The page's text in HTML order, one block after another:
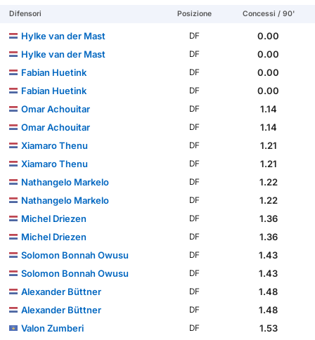
Difensori Posizione Concessi / 90'
Hylke van der Mast DF
0.00
Hylke van der Mast
DF
0.00
Fabian Huetink
DF
0.00
Fabian Huetink
DF
0.00
Omar Achouitar
DF
1.14
Omar Achouitar
DF
1.14
Xiamaro Thenu
DF
1.21
Xiamaro Thenu
DF
1.21
Nathangelo Markelo
DF
1.22
Nathangelo Markelo
DF
1.22
Michel Driezen
DF
1.36
Michel Driezen
DF
1.36
Solomon Bonnah Owusu
DF
1.43
Solomon Bonnah Owusu
DF
1.43
Alexander Büttner
DF
1.48
Alexander Büttner
DF
1.48
Valon Zumberi
DF
1.53